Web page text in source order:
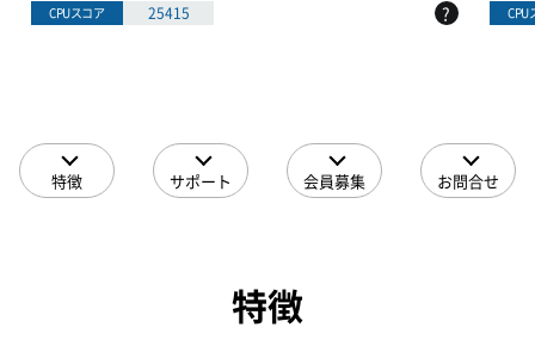
CPUスコア 25415 ? CPU
特徴 サポート 会員募集 お問合せ
特徴